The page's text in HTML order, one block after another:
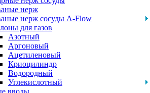
нерж
нерж сосуды A-Flow
для газов
Азотный
Аргоновый
Ацетиленовый
Криоцилиндр
Водородный
Углекислотный
вводы